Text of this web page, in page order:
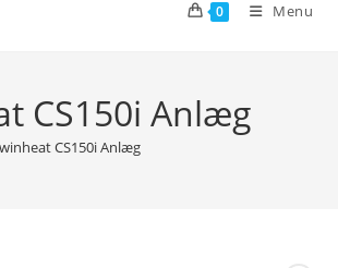
0 Menu
CS150i Anlæg
CS150i Anlæg